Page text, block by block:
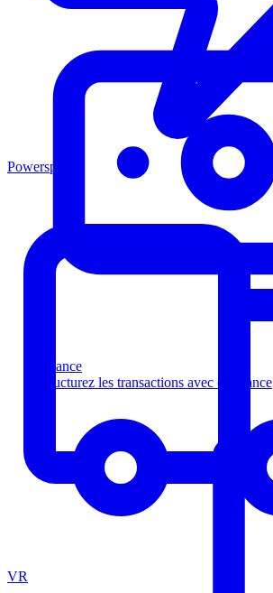
Finance
Structurez les transactions avec confiance
Powersports
VR